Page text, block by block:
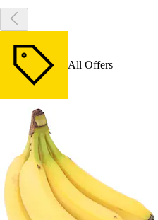
All Offers